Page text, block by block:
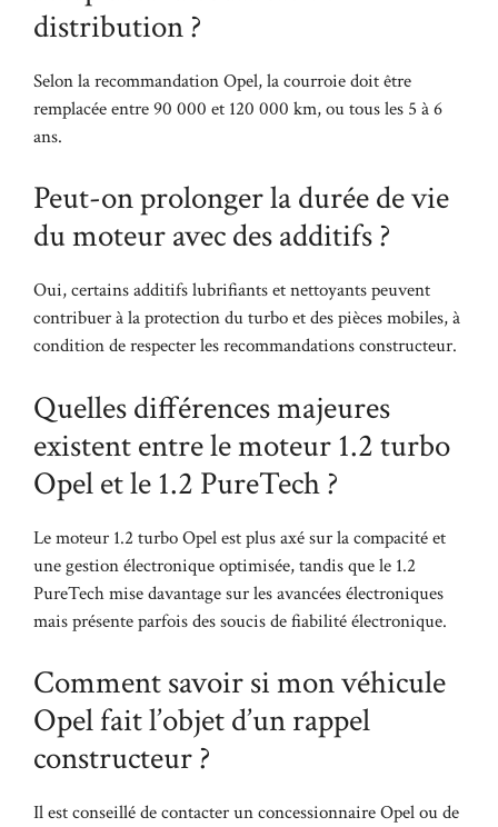
distribution ?
Selon la recommandation Opel, la courroie doit être
remplacée entre 90 000 et 120 000 km, ou tous les 5 à 6
ans.
Peut-on prolonger la durée de vie
du moteur avec des additifs ?
Oui, certains additifs lubrifiants et nettoyants peuvent
contribuer à la protection du turbo et des pièces mobiles, à
condition de respecter les recommandations constructeur.
Quelles différences majeures
existent entre le moteur 1.2 turbo
Opel et le 1.2 PureTech ?
Le moteur 1.2 turbo Opel est plus axé sur la compacité et
une gestion électronique optimisée, tandis que le 1.2
PureTech mise davantage sur les avancées électroniques
mais présente parfois des soucis de fiabilité électronique.
Comment savoir si mon véhicule
Opel fait l’objet d’un rappel
constructeur ?
Il est conseillé de contacter un concessionnaire Opel ou de